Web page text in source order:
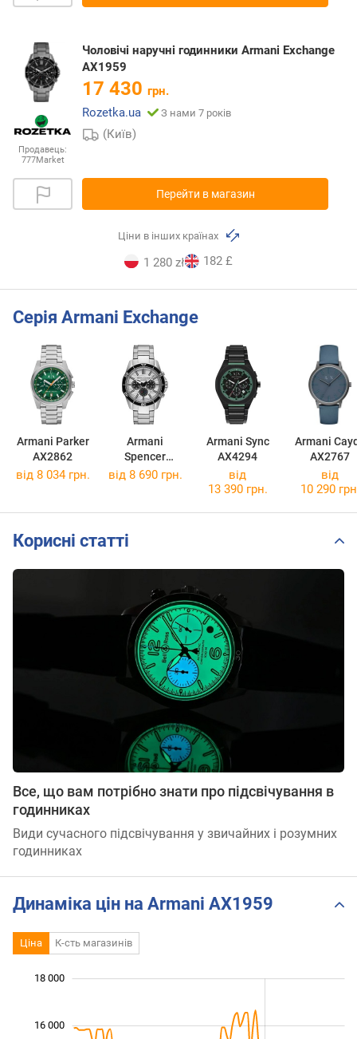
Продавець:
777Market
Чоловічі наручні годинники Armani Exchange
AX1959
17 430 грн.
Rozetka.ua
З нами 7 років
(Київ)
Перейти в магазин
Ціни в інших країнах
1 280 zł 182 £
Серія Armani Exchange
Armani Parker
AX2862
Armani
Spencer
AX1969
Armani Sync
AX4294
Armani
AX2767
від 8 034 грн. від 8 690 грн.
від
13 390 грн.
від
10 290
Корисні статті
Все, що вам потрібно знати про підсвічування в
годинниках
Види сучасного підсвічування у звичайних і розумних
годинниках
Динаміка цін на Armani AX1959
Ціна К-сть магазинів
16 000
18 000